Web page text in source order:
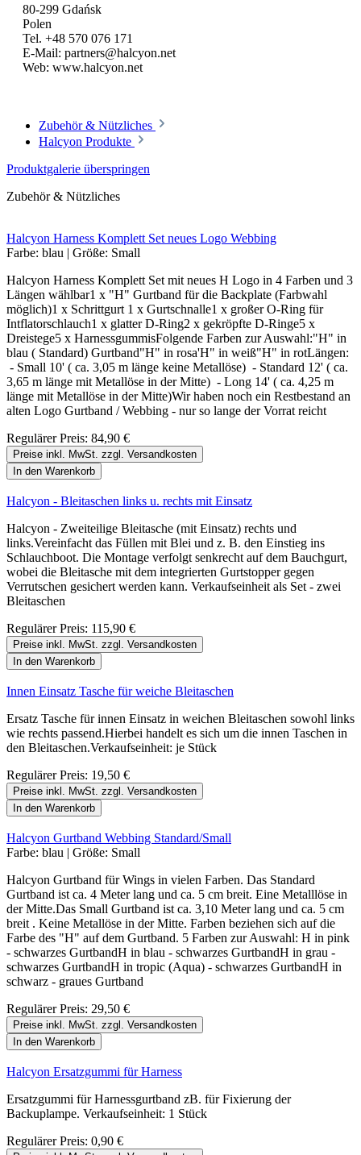
80-299 Gdańsk
Polen
Tel. +48 570 076 171
E-Mail: partners@halcyon.net
Web: www.halcyon.net
Zubehör & Nützliches
Halcyon Produkte
Produktgalerie überspringen
Zubehör & Nützliches
Halcyon Harness Komplett Set neues Logo Webbing
Farbe: blau | Größe: Small
Halcyon Harness Komplett Set mit neues H Logo in 4 Farben und 3
Längen wählbar1 x "H" Gurtband für die Backplate (Farbwahl
möglich)1 x Schrittgurt 1 x Gurtschnalle1 x großer O-Ring für
Intflatorschlauch1 x glatter D-Ring2 x gekröpfte D-Ringe5 x
Dreistege5 x HarnessgummisFolgende Farben zur Auswahl:"H" in
blau ( Standard) Gurtband"H" in rosa'H" in weiß"H" in rotLängen:
- Small 10' ( ca. 3,05 m länge keine Metallöse) - Standard 12' ( ca.
3,65 m länge mit Metallöse in der Mitte) - Long 14' ( ca. 4,25 m
länge mit Metallöse in der Mitte)Wir haben noch ein Restbestand an
alten Logo Gurtband / Webbing - nur so lange der Vorrat reicht
Regulärer Preis: 84,90 €
Preise inkl. MwSt. zzgl. Versandkosten
In den Warenkorb
Halcyon - Bleitaschen links u. rechts mit Einsatz
Halcyon - Zweiteilige Bleitasche (mit Einsatz) rechts und
links.Vereinfacht das Füllen mit Blei und z. B. den Einstieg ins
Schlauchboot. Die Montage verfolgt senkrecht auf dem Bauchgurt,
wobei die Bleitasche mit dem integrierten Gurtstopper gegen
Verrutschen gesichert werden kann. Verkaufseinheit als Set - zwei
Bleitaschen
Regulärer Preis: 115,90 €
Preise inkl. MwSt. zzgl. Versandkosten
In den Warenkorb
Innen Einsatz Tasche für weiche Bleitaschen
Ersatz Tasche für innen Einsatz in weichen Bleitaschen sowohl links
wie rechts passend.Hierbei handelt es sich um die innen Taschen in
den Bleitaschen.Verkaufseinheit: je Stück
Regulärer Preis: 19,50 €
Preise inkl. MwSt. zzgl. Versandkosten
In den Warenkorb
Halcyon Gurtband Webbing Standard/Small
Farbe: blau | Größe: Small
Halcyon Gurtband für Wings in vielen Farben. Das Standard
Gurtband ist ca. 4 Meter lang und ca. 5 cm breit. Eine Metalllöse in
der Mitte.Das Small Gurtband ist ca. 3,10 Meter lang und ca. 5 cm
breit . Keine Metallöse in der Mitte. Farben beziehen sich auf die
Farbe des "H" auf dem Gurtband. 5 Farben zur Auswahl: H in pink
- schwarzes GurtbandH in blau - schwarzes GurtbandH in grau -
schwarzes GurtbandH in tropic (Aqua) - schwarzes GurtbandH in
schwarz - graues Gurtband
Regulärer Preis: 29,50 €
Preise inkl. MwSt. zzgl. Versandkosten
In den Warenkorb
Halcyon Ersatzgummi für Harness
Ersatzgummi für Harnessgurtband zB. für Fixierung der
Backuplampe. Verkaufseinheit: 1 Stück
Regulärer Preis: 0,90 €